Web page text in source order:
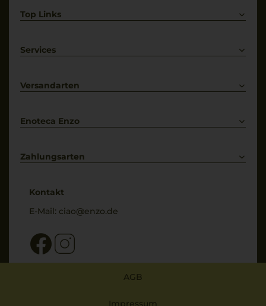
Top Links
Weißwein
Services
Kontakt
Versandarten
Enoteca Enzo
Bewertungs-Richtlinien
Zahlungsarten
Kontakt
E-Mail: ciao@enzo.de
AGB
Impressum